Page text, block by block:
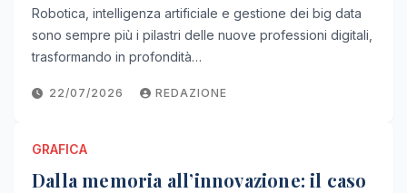
Robotica, intelligenza artificiale e gestione dei big data
sono sempre più i pilastri delle nuove professioni digitali,
trasformando in profondità…
22/07/2026 REDAZIONE
GRAFICA
Dalla memoria all’innovazione: il caso